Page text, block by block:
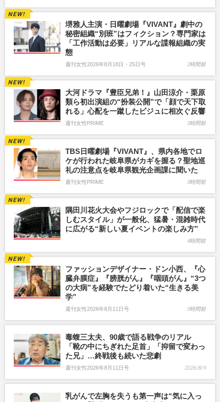
堺雅人主演・日曜劇場『VIVANT』劇中の
秘密組織“別班”はフィクション？専門家は
「工作活動は必要」リアルな諜報組織の実
態
週刊女性2026年8月18日・25日号 2時間前
大河ドラマ『豊臣兄弟！』山田涼介・栗原
類ら初出演組の“扮装公開”で「顔で天下取
れる」心配を一蹴したビジュに相次ぐ反響
週刊女性PRIME 3時間前
TBS日曜劇場『VIVANT』、県内各地でロ
ケが行われた岐阜県がカギを握る？聖地巡
礼の注意点を岐阜県観光企画課に聞いた
週刊女性PRIME 3時間前
隅田川花火大会やフジロックで「配信で楽
しむスタイル」が一般化、猛暑・混雑時代
に広がる“新しい夏イベントの楽しみ方”
4時間前
ファッションデザイナー・ドン小西、『心
臓弁膜症』『膀胱がん』『咽頭がん』“3つ
の大病”を経験でたどり着いた“生きる美
学”
週刊女性2026年8月11日号 5時間前
毒蝮三太夫、90歳で語る戦争のリアル
「靴の中にちぎれた足首」「抑留で変わっ
た兄」…終戦後も続いた悲劇
週刊女性2026年8月11日号 2026/8/9
乳がんで左胸を失うも第一声は“気に入っ